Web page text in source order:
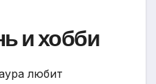
и хобби
любит